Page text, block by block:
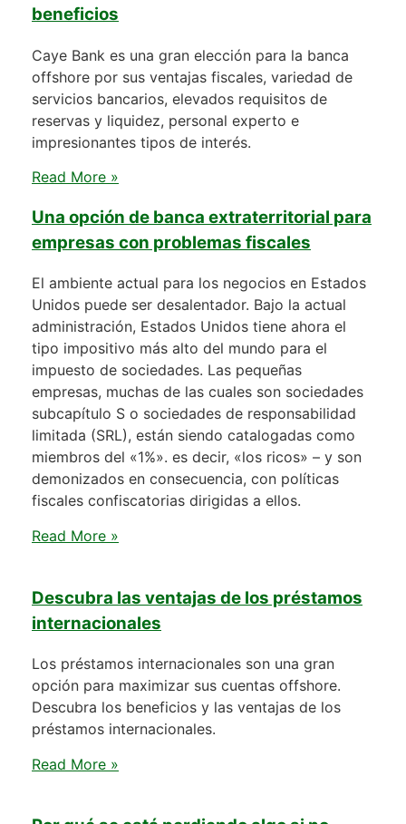
beneficios
Caye Bank es una gran elección para la banca
offshore por sus ventajas fiscales, variedad de
servicios bancarios, elevados requisitos de
reservas y liquidez, personal experto e
impresionantes tipos de interés.
Read More »
Una opción de banca extraterritorial para
empresas con problemas fiscales
El ambiente actual para los negocios en Estados
Unidos puede ser desalentador. Bajo la actual
administración, Estados Unidos tiene ahora el
tipo impositivo más alto del mundo para el
impuesto de sociedades. Las pequeñas
empresas, muchas de las cuales son sociedades
subcapítulo S o sociedades de responsabilidad
limitada (SRL), están siendo catalogadas como
miembros del «1%». es decir, «los ricos» – y son
demonizados en consecuencia, con políticas
fiscales confiscatorias dirigidas a ellos.
Read More »
Descubra las ventajas de los préstamos
internacionales
Los préstamos internacionales son una gran
opción para maximizar sus cuentas offshore.
Descubra los beneficios y las ventajas de los
préstamos internacionales.
Read More »